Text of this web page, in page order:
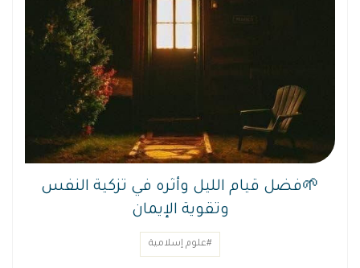
🌱فضل قيام الليل وأثره في تزكية النفس
وتقوية الإيمان
#علوم إسلامية